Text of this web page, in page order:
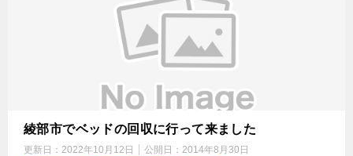
綾部市でベッドの回収に行って来ました
更新日： 2022年10月12日 公開日： 2014年8月30日